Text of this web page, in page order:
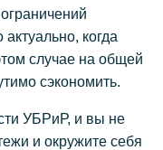
когда
случае на общей
сэкономить.
УБРиР, и вы не
и окружите себя